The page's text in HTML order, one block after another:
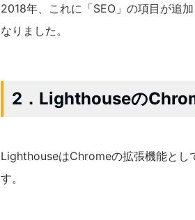
2018年、これに「SEO」の項目が追
なりました。
2．Lighthouseの
LighthouseはChromeの拡張機能とし
す。